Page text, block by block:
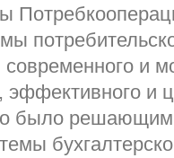
и
эффективного и
было решающим